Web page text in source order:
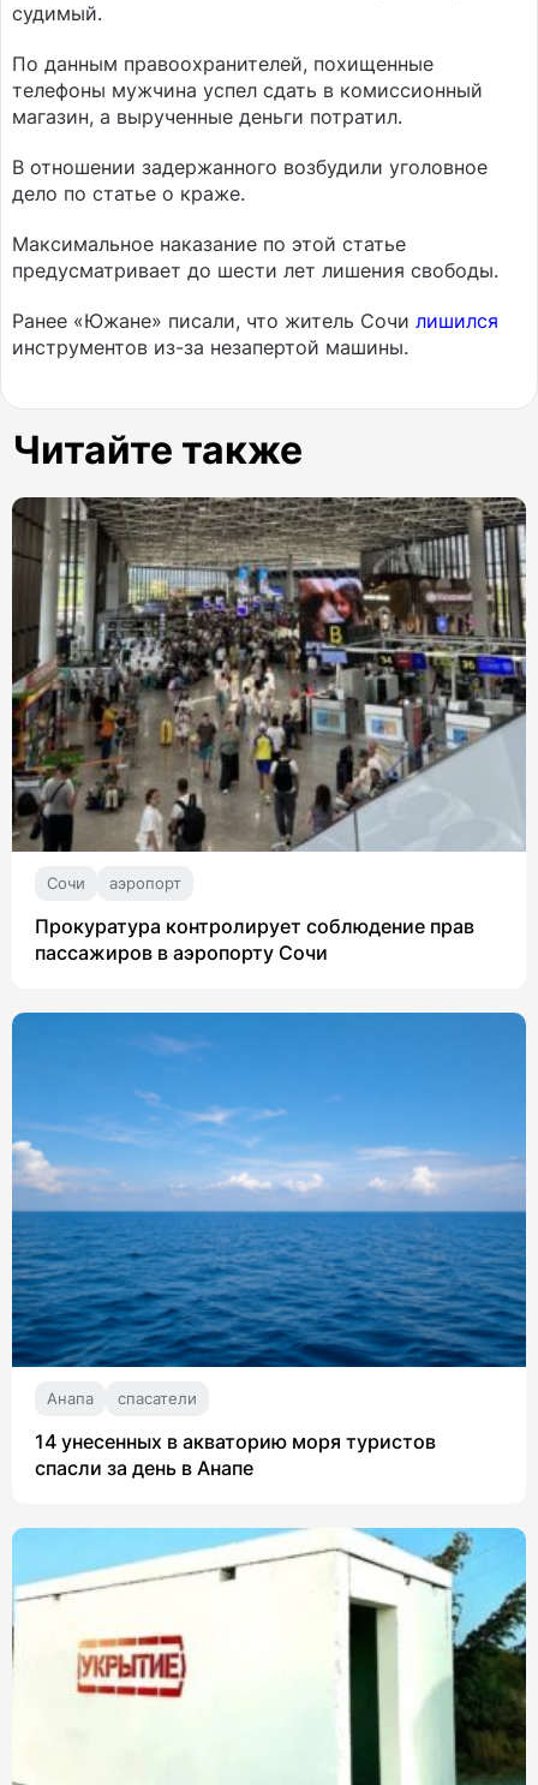
судимый.
По данным правоохранителей, похищенные
телефоны мужчина успел сдать в комиссионный
магазин, а вырученные деньги потратил.
В отношении задержанного возбудили уголовное
дело по статье о краже.
Максимальное наказание по этой статье
предусматривает до шести лет лишения свободы.
Ранее «Южане» писали, что житель Сочи лишился
инструментов из-за незапертой машины.
Читайте также
Сочи аэропорт
Прокуратура контролирует соблюдение прав
пассажиров в аэропорту Сочи
Анапа спасатели
14 унесенных в акваторию моря туристов
спасли за день в Анапе